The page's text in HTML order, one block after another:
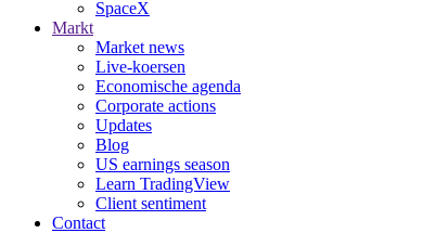
SpaceX
Markt
Market news
Live-koersen
Economische agenda
Corporate actions
Updates
Blog
US earnings season
Learn TradingView
Client sentiment
Contact